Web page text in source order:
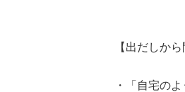
【出だしか
・「自宅の